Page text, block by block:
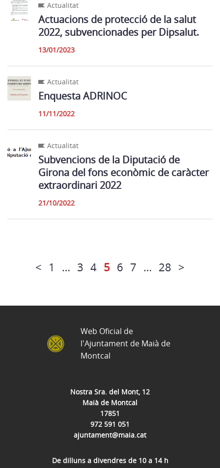
Actualitat
Actuacions de protecció de la salut
2022, subvencionades per Dipsalut.
13/01/2023
Actualitat
Enquesta ADRINOC
11/11/2022
Actualitat
Subvencions de la Diputació de
Girona del fons econòmic de caràcter
extraordinari 2022
21/10/2022
< 1 … 3 4 5 6 7 … 28 >
Nostra Sra. del Mont, 12
Maià de Montcal
17851
972 591 051
ajuntament@maia.cat
De dilluns a divendres de 10 a 14 h
Web Oficial de
l'Ajuntament de Maià de
Montcal